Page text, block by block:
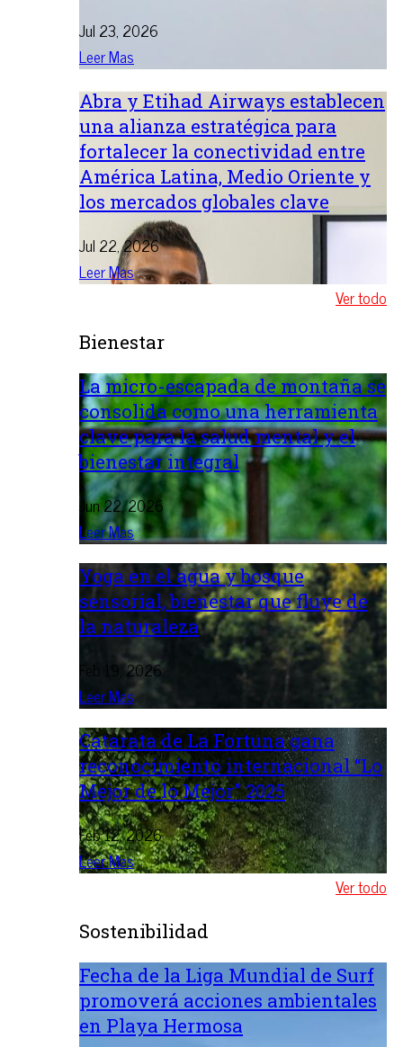
Jul 23, 2026
Leer Mas
Abra y Etihad Airways establecen
una alianza estratégica para
fortalecer la conectividad entre
América Latina, Medio Oriente y
los mercados globales clave
Jul 22, 2026
Leer Mas
Ver todo
Bienestar
La micro-escapada de montaña se
consolida como una herramienta
clave para la salud mental y el
bienestar integral
Jun 22, 2026
Leer Mas
Yoga en el agua y bosque
sensorial, bienestar que fluye de
la naturaleza
Feb 19, 2026
Leer Mas
Catarata de La Fortuna gana
reconocimiento internacional “Lo
Mejor de lo Mejor” 2025
Feb 12, 2026
Leer Mas
Ver todo
Sostenibilidad
Fecha de la Liga Mundial de Surf
promoverá acciones ambientales
en Playa Hermosa